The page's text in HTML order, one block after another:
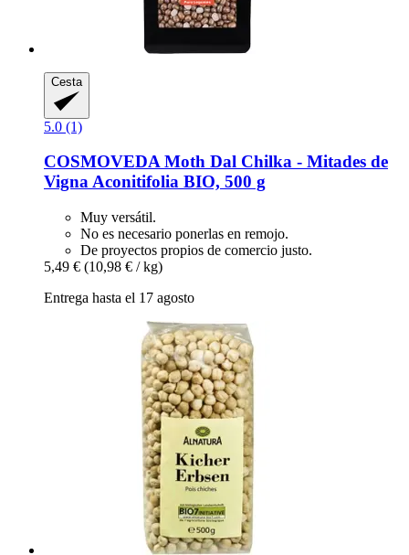
Cesta
5.0 (1)
COSMOVEDAMoth Dal Chilka -​ Mitades de
Vigna Aconitifolia BIO, 500 g
Muy versátil.
No es necesario ponerlas en remojo.
De proyectos propios de comercio justo.
5,49 € (10,98 € / kg)
Entrega hasta el 17 agosto